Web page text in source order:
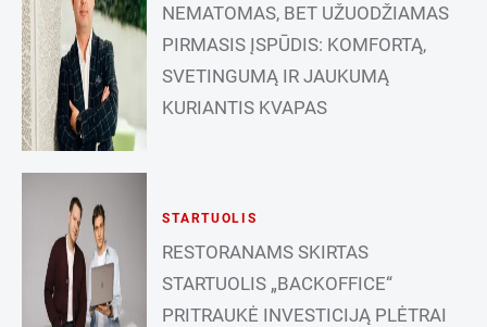
NEMATOMAS, BET UŽUODŽIAMAS
PIRMASIS ĮSPŪDIS: KOMFORTĄ,
SVETINGUMĄ IR JAUKUMĄ
KURIANTIS KVAPAS
STARTUOLIS
RESTORANAMS SKIRTAS
STARTUOLIS „BACKOFFICE“
PRITRAUKĖ INVESTICIJĄ PLĖTRAI